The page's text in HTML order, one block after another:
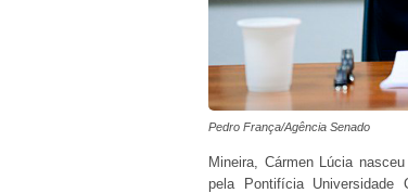
Pedro França/Agência Senado
Mineira, Cármen Lúcia
pela Pontifícia